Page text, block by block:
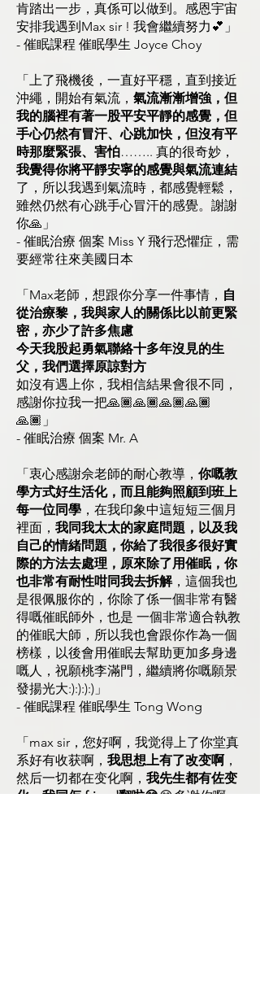
肯踏出一步，真係可以做到。感恩宇宙
安排我遇到Max sir ! 我會繼續努力💕」
- 催眠課程 催眠學生 Joyce Choy
「上了飛機後，一直好平穩，直到接近
沖繩，開始有氣流， 氣流漸漸增強，但
我的腦裡有著一股平安平靜的感覺，但
手心仍然有冒汗、心跳加快，但沒有平
時那麼緊張、害怕…….. 真的很奇妙，
我覺得你將平靜安寧的感覺與氣流連結
了，所以我遇到氣流時，都感覺輕鬆，
雖然仍然有心跳手心冒汗的感覺。謝謝
你🙏」
- 催眠治療 個案 Miss Y 飛行恐懼症，需
要經常往來美國日本
「Max老師，想跟你分享一件事情， 自
從治療黎，我與家人的關係比以前更緊
密，亦少了許多焦慮
今天我股起勇氣聯絡十多年沒見的生
父，我們選擇原諒對方
如沒有遇上你，我相信結果會很不同，
感謝你拉我一把🙏🏾🙏🏾🙏🏾🙏🏾
🙏🏾」
- 催眠治療 個案 Mr. A
「衷心感謝佘老師的耐心教導， 你嘅教
學方式好生活化，而且能夠照顧到班上
每一位同學 ，在我印象中這短短三個月
裡面， 我同我太太的家庭問題，以及我
自己的情緒問題，你給了我很多很好實
際的方法去處理，原來除了用催眠，你
也非常有耐性咁同我去拆解，這個我也
是很佩服你的，你除了係一個非常有醫
得嘅催眠師外，也是 一個非常適合執教
的催眠大師，所以我也會跟你作為一個
榜樣，以後會用催眠去幫助更加多身邊
嘅人，祝願桃李滿門，繼續將你嘅願景
發揚光大:):):):)」
- 催眠課程 催眠學生 Tong Wong
「max sir，您好啊，我觉得上了你堂真
系好有收获啊， 我思想上有了改变啊，
然后一切都在变化啊， 我先生都有佐变
化，我同佢 friend翻啦😅😂多谢你啊